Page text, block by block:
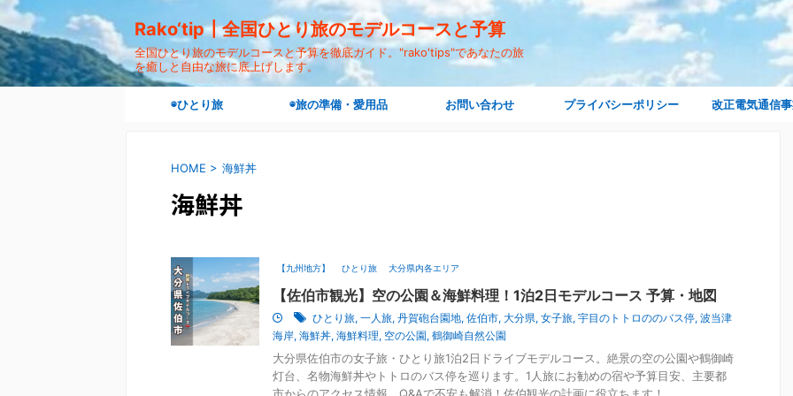
Rako‘tip┃全国ひとり旅のモデルコースと予算
全国ひとり旅のモデルコースと予算を徹底ガイド。"rako'tips"であなたの旅
を癒しと自由な旅に底上げします。
◉ひとり旅 ◉旅の準備・愛用品 お問い合わせ プライバシーポリシー 改正電気通信
HOME > 海鮮丼
海鮮丼
【九州地方】 ひとり旅 大分県内各エリア
【佐伯市観光】空の公園＆海鮮料理！1泊2日モデルコース 予算・地図
ひとり旅, 一人旅, 丹賀砲台園地, 佐伯市, 大分県, 女子旅, 宇目のトトロののバス停, 波当津
海岸, 海鮮丼, 海鮮料理, 空の公園, 鶴御崎自然公園
大分県佐伯市の女子旅・ひとり旅1泊2日ドライブモデルコース。絶景の空の公園や鶴御崎
灯台、名物海鮮丼やトトロのバス停を巡ります。1人旅にお勧めの宿や予算目安、主要都